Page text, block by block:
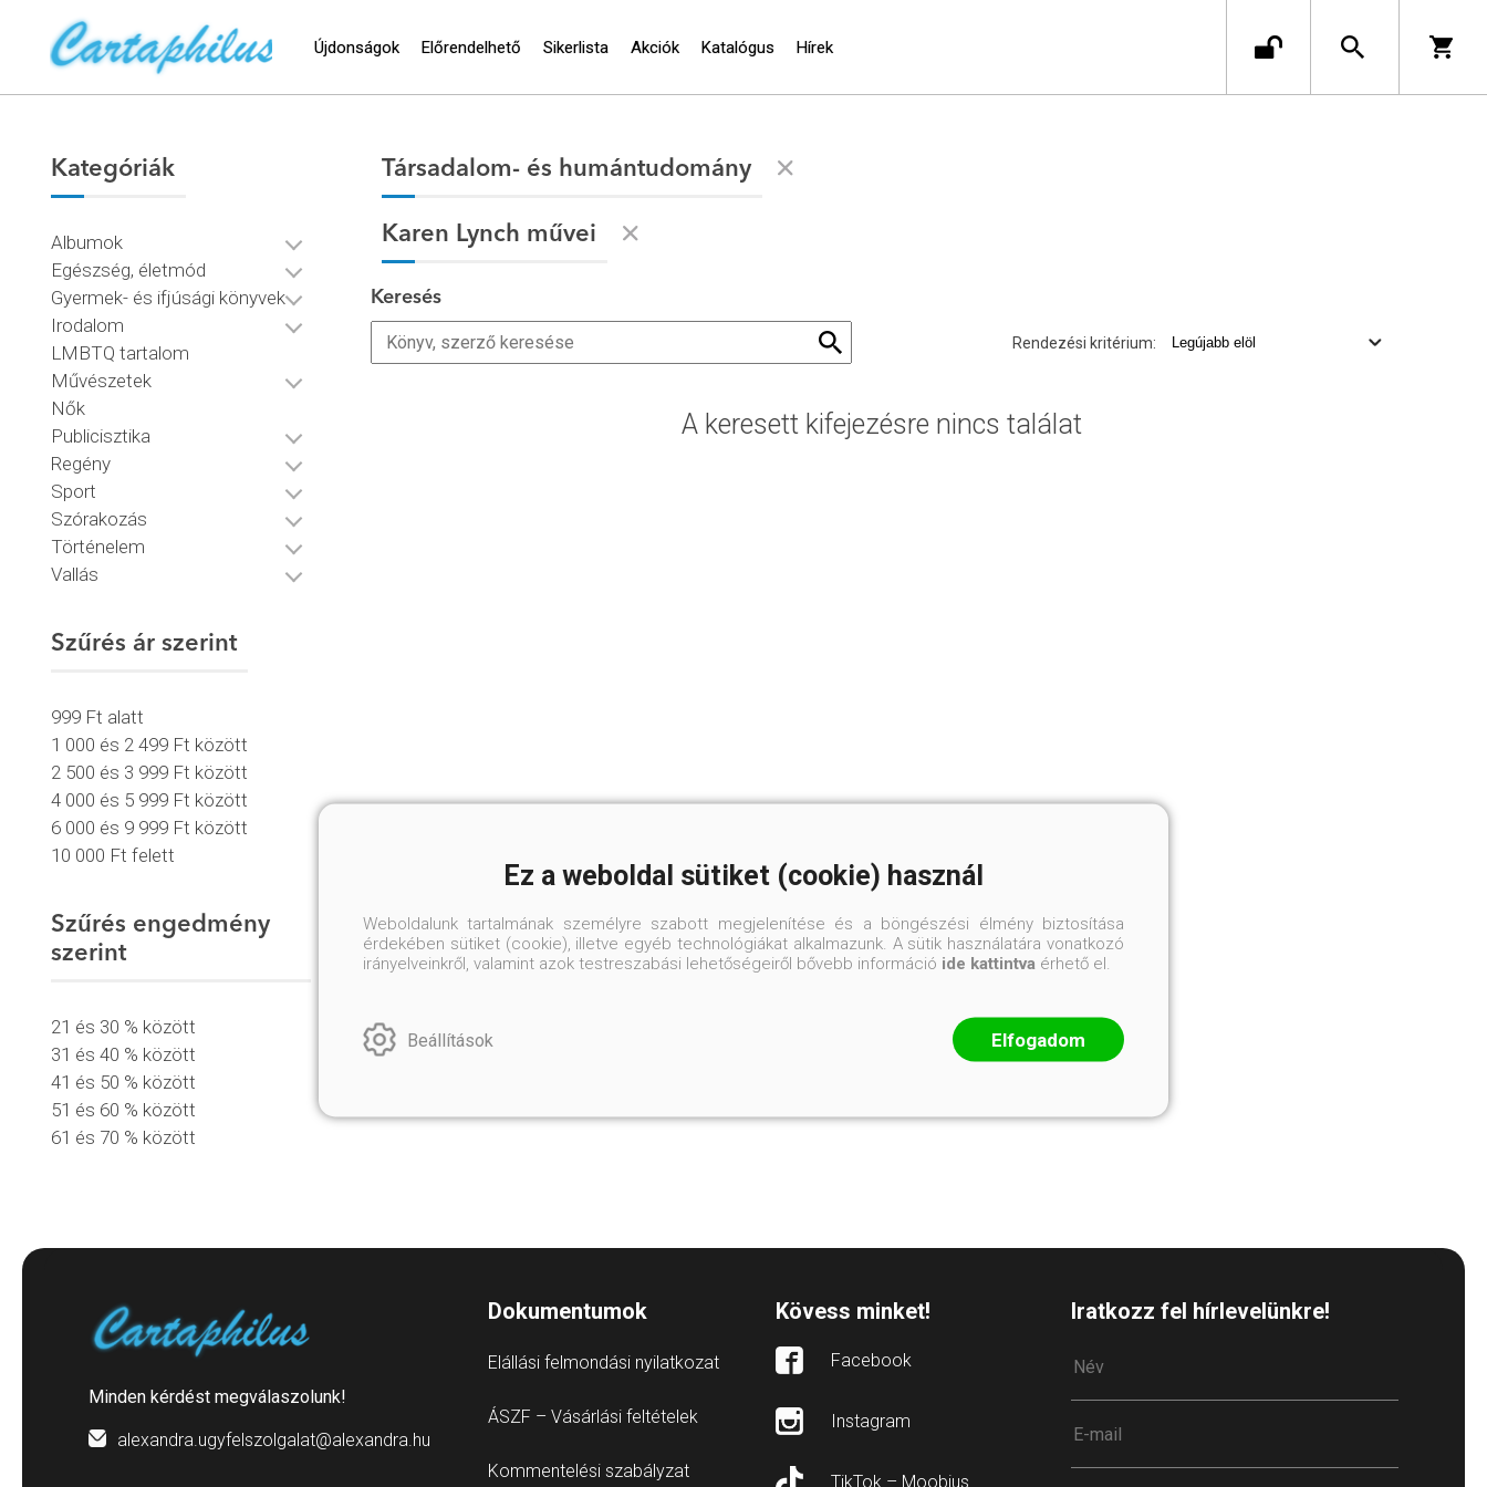
Újdonságok Előrendelhető Sikerlista Akciók Katalógus Hírek
Kategóriák
Albumok
Egészség, életmód
Gyermek- és ifjúsági könyvek
Irodalom
LMBTQ tartalom
Művészetek
Nők
Publicisztika
Regény
Sport
Szórakozás
Történelem
Vallás
Szűrés ár szerint
999 Ft alatt
1 000 és 2 499 Ft között
2 500 és 3 999 Ft között
4 000 és 5 999 Ft között
6 000 és 9 999 Ft között
10 000 Ft felett
Szűrés engedmény
szerint
21 és 30 % között
31 és 40 % között
41 és 50 % között
51 és 60 % között
61 és 70 % között
Társadalom- és humántudomány
Karen Lynch művei
Rendezési kritérium:
Keresés
A keresett kifejezésre nincs találat
Minden kérdést megválaszolunk!
alexandra.ugyfelszolgalat@alexandra.hu
Dokumentumok
Elállási felmondási nyilatkozat
ÁSZF – Vásárlási feltételek
Kommentelési szabályzat
Kövess minket!
Facebook
Instagram
TikTok – Moobius
Iratkozz fel hírlevelünkre!
Ez a weboldal sütiket (cookie) használ
Weboldalunk tartalmának személyre szabott megjelenítése és a böngészési élmény biztosítása
érdekében sütiket (cookie), illetve egyéb technológiákat alkalmazunk. A sütik használatára vonatkozó
irányelveinkről, valamint azok testreszabási lehetőségeiről bővebb információ ide kattintva érhető el.
Beállítások Elfogadom